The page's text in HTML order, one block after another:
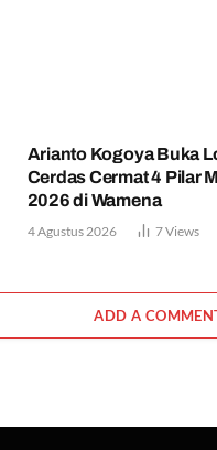
Arianto Kogoya Buka
Cerdas Cermat 4 Pilar
2026 di Wamena
4 Agustus 2026 7Views
ADD A